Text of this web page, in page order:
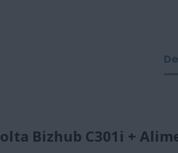
Bizhub C301i +